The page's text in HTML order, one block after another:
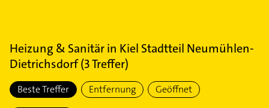
Heizung & Sanitärin Kiel Stadtteil Neumühlen-
Dietrichsdorf(3Treffer)
Beste Treffer Entfernung Geöffnet